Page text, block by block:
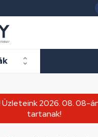
Üzleteink 2026. 08. 08-
tartanak!